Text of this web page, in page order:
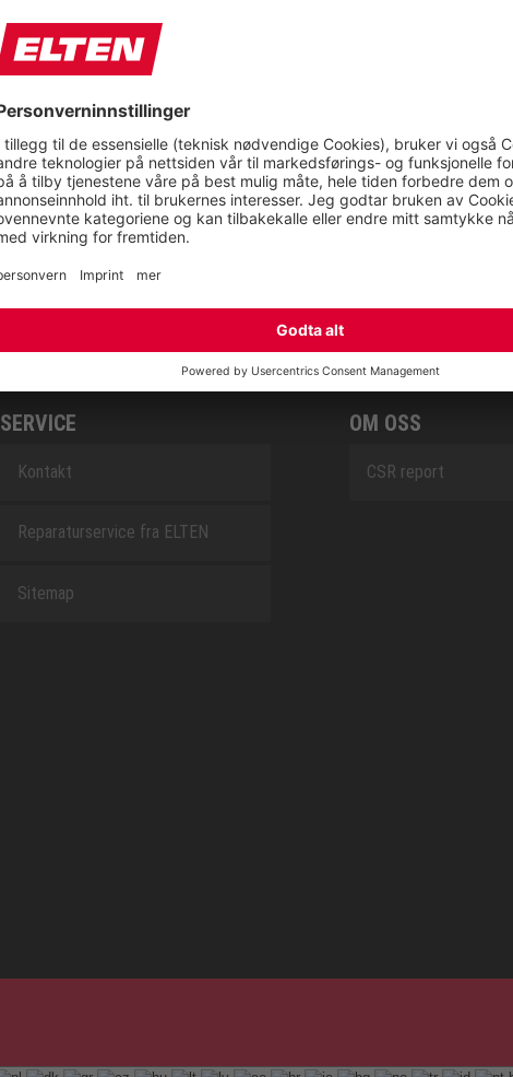
NEW CLASSICS
NOVA
RETRO
SERVICE
Kontakt
Reparaturservice fra ELTEN
Sitemap
OM OSS
CSR report